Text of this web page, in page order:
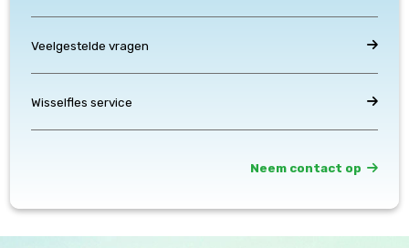
Veelgestelde vragen
Wisselfles service
Neem contact op